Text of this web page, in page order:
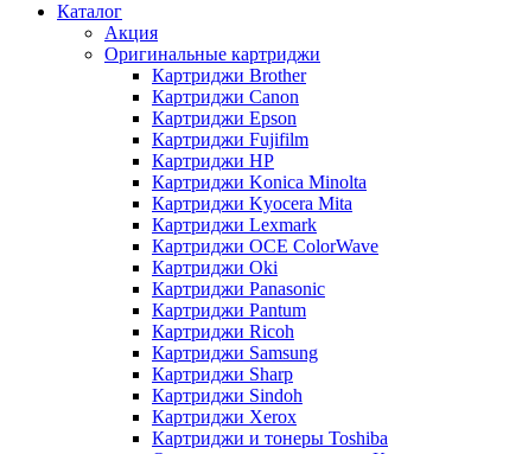
Каталог
Акция
Оригинальные картриджи
Картриджи Brother
Картриджи Canon
Картриджи Epson
Картриджи Fujifilm
Картриджи HP
Картриджи Konica Minolta
Картриджи Kyocera Mita
Картриджи Lexmark
Картриджи OCE ColorWave
Картриджи Oki
Картриджи Panasonic
Картриджи Pantum
Картриджи Ricoh
Картриджи Samsung
Картриджи Sharp
Картриджи Sindoh
Картриджи Xerox
Картриджи и тонеры Toshiba